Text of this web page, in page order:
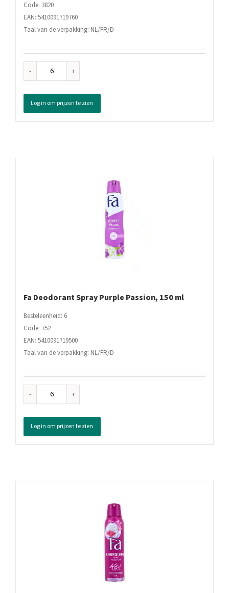
Code: 3820
EAN: 5410091719760
Taal van de verpakking: NL/FR/D
Fa
Spray
Mystic
Moments,
Log in om prijzen te zien
Fa Deodorant Spray Purple Passion, 150 ml
Besteleenheid: 6
Code: 752
EAN: 5410091719500
Taal van de verpakking: NL/FR/D
Fa
Spray
Purple
Passion,
Log in om prijzen te zien